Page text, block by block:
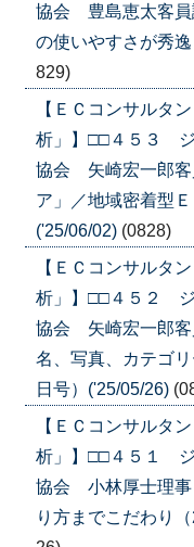
協会 豊島恵太客
の使いやすさが秀
829)
【ＥＣコンサルタ
析」】□□４５３ ジ
協会 矢崎宏一郎客
ア」／地域密着型
('25/06/02) (0828)
【ＥＣコンサルタ
析」】□□４５２ ジ
協会 矢崎宏一郎
名、写真、カテゴ
日号）('25/05/26)
【ＥＣコンサルタ
析」】□□４５１ ジ
協会 小林厚士理
り方までこだわり